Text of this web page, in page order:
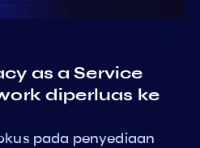
as a Service
diperluas ke
pada penyediaan